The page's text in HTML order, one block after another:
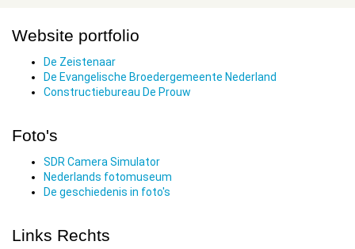
Website portfolio
De Zeistenaar
De Evangelische Broedergemeente Nederland
Constructiebureau De Prouw
Foto's
SDR Camera Simulator
Nederlands fotomuseum
De geschiedenis in foto's
Links Rechts